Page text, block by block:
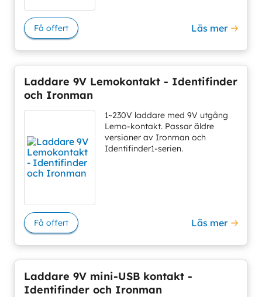
Få offert Läs mer
Laddare 9V Lemokontakt - Identifinder
och Ironman
1~230V laddare med 9V utgång
Lemo-kontakt. Passar äldre
versioner av Ironman och
Identifinder1-serien.
Få offert Läs mer
Laddare 9V mini-USB kontakt -
Identifinder och Ironman